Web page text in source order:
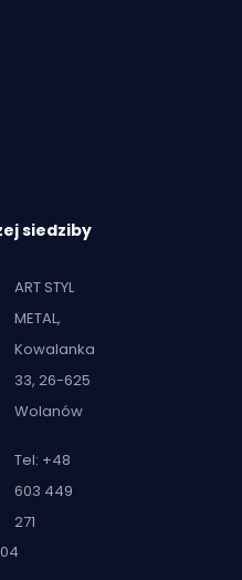
siedziby
ART STYL
METAL,
Kowalanka
33, 26-625
Wolanów
Tel: +48
603 449
271